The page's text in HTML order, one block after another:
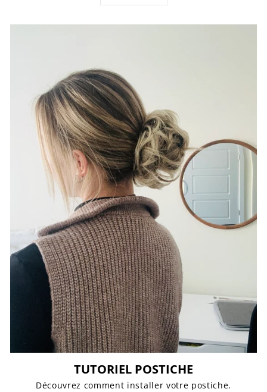
TUTORIEL POSTICHE
Découvrez comment installer votre postiche.